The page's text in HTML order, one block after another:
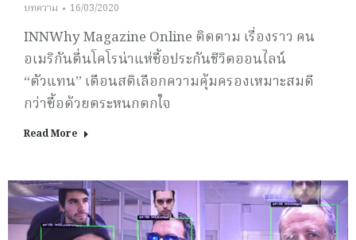
บทความ 16/03/2020
INNWhy Magazine Online ติดตาม เรื่องราว คน
อเมริกันตื่นโคโรน่าแห่ซื้อประกันชีวิตออนไลน์
“ตัวแทน” เตือนสติเลือกความคุ้มครองเหมาะสมดี
กว่าซื้อด้วยตระหนกตกใจ
Read More